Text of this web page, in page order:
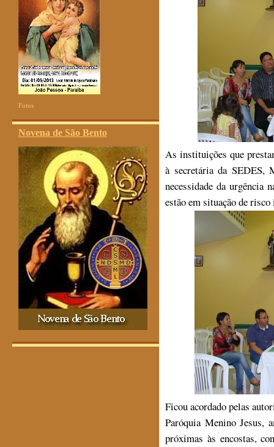
Fotos
Novena de São Bento
As instituições que
à secretária da SEDES,
necessidade da urgência
estão em situação de
Ficou acordado pelas
Paróquia Menino Jesus,
próximas às encostas,